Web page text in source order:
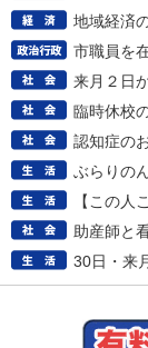
地域経済
市職員を
来月２日
臨時休校
認知症の
ぶらりの
【この人
助産師と
30日・来